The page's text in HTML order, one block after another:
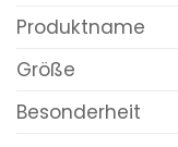
Produktname
Größe
Besonderheit